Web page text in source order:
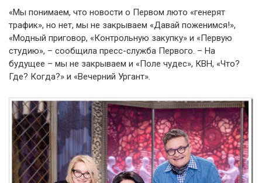
«Мы понимаем, что новости о Первом люто «генерят
трафик», но нет, мы не закрываем «Давай поженимся!»,
«Модный приговор, «Контрольную закупку» и «Первую
студию», – сообщила пресс-служба Первого. – На
будущее – мы не закрываем и «Поле чудес», КВН, «Что?
Где? Когда?» и «Вечерний Ургант».